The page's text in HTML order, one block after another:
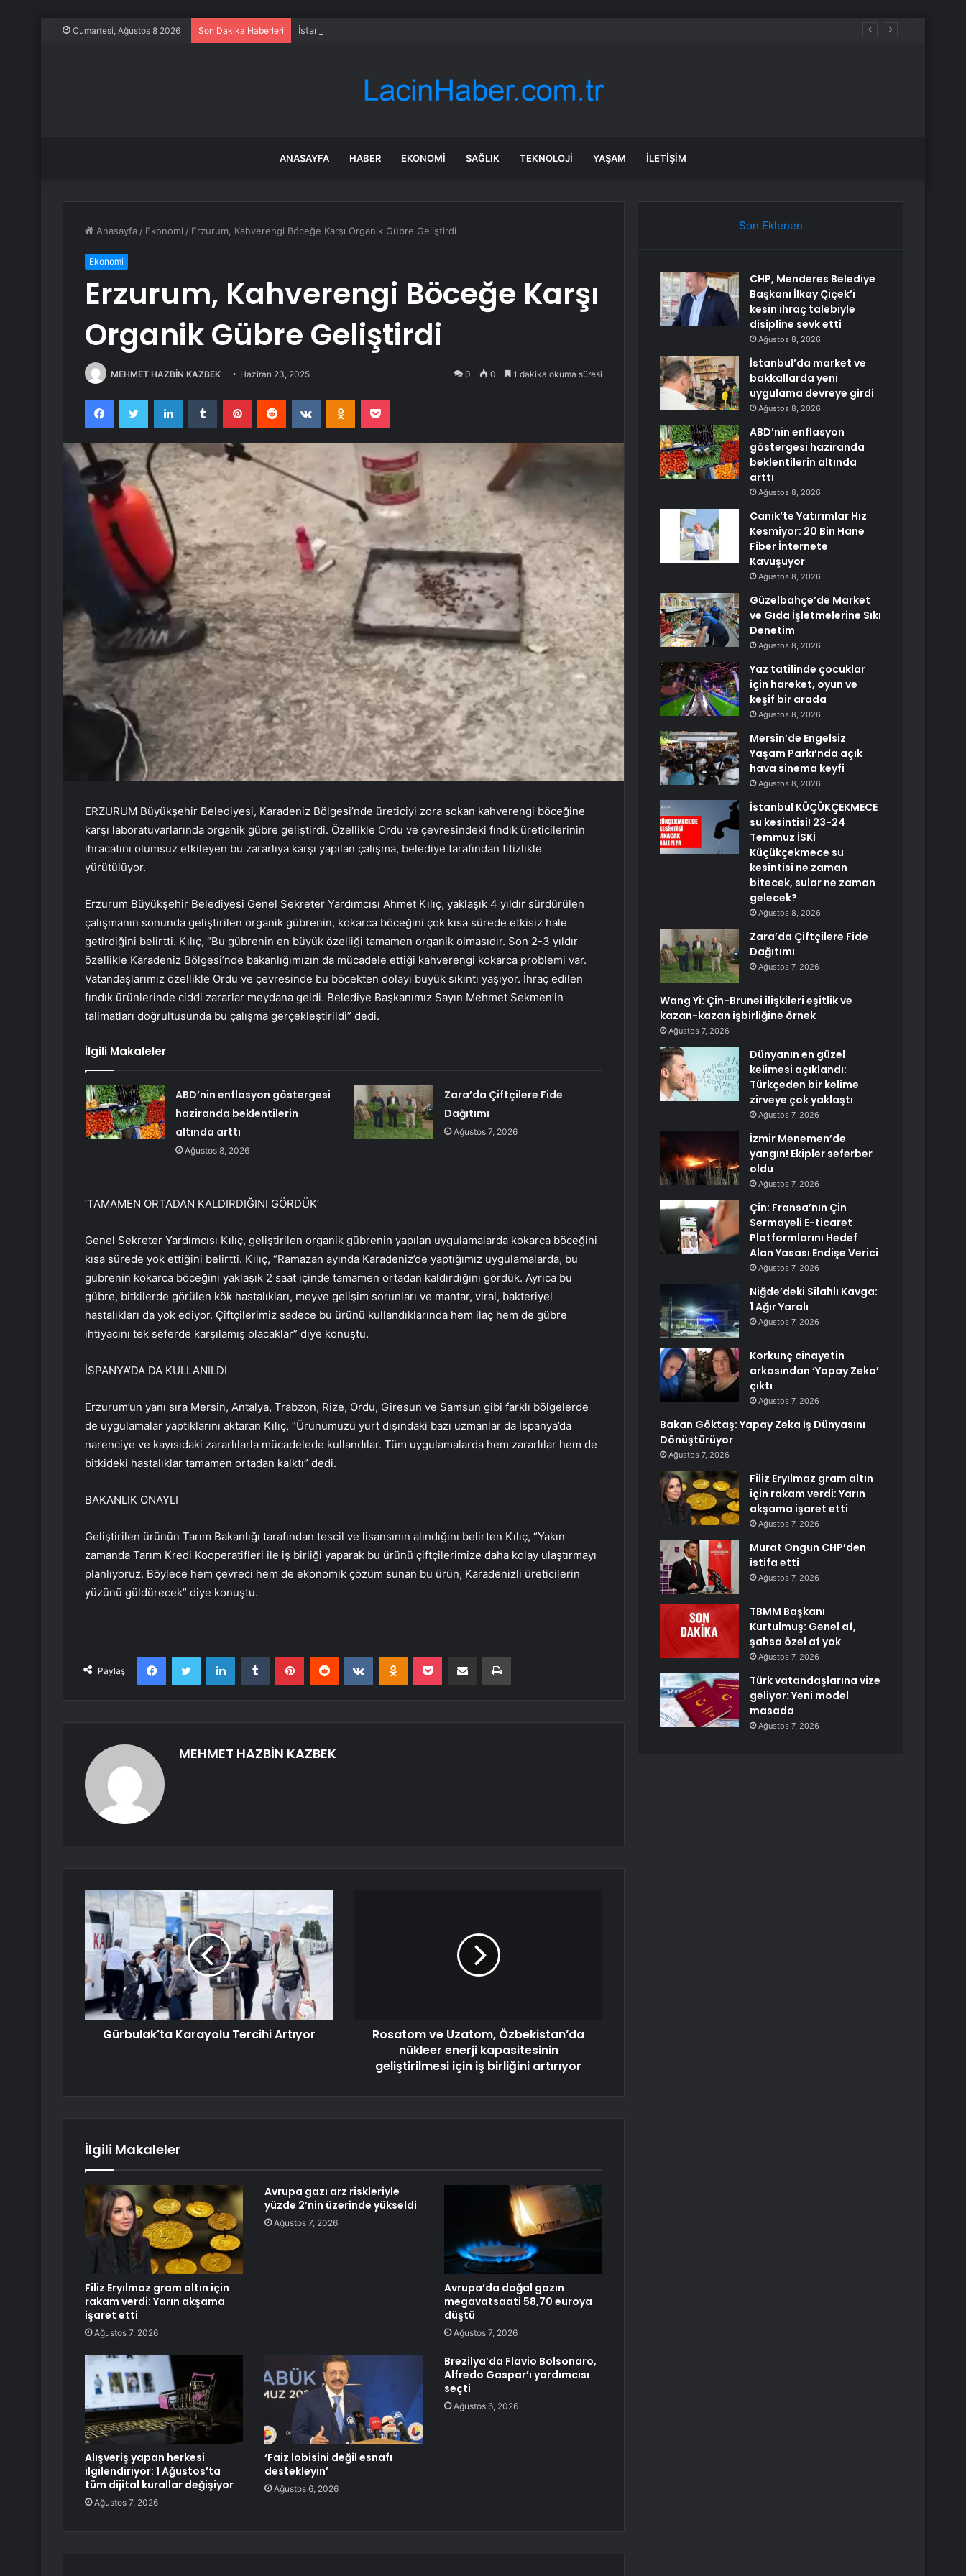
Cumartesi, Ağustos 8 2026 Son Dakika Haberleri İstanbul’da market ve bakkallarda yeni uygulama devreye girdi
ANASAYFA HABER EKONOMI SAĞLIK TEKNOLOJI YAŞAM İLETIŞIM
Anasayfa / Ekonomi / Erzurum, Kahverengi Böceğe Karşı Organik Gübre Geliştirdi
Ekonomi
Erzurum, Kahverengi Böceğe Karşı
Organik Gübre Geliştirdi
MEHMET HAZBİN KAZBEK Haziran 23, 2025 0 0 1 dakika okuma süresi
FacebookTwitter LinkedInTumblr PinterestReddit VKontakteOdnoklassniki
Pocket
ERZURUM Büyükşehir Belediyesi, Karadeniz Bölgesi’nde üreticiyi zora sokan kahverengi böceğine
karşı laboratuvarlarında organik gübre geliştirdi. Özellikle Ordu ve çevresindeki fındık üreticilerinin
ihracatını olumsuz etkileyen bu zararlıya karşı yapılan çalışma, belediye tarafından titizlikle
yürütülüyor.
Erzurum Büyükşehir Belediyesi Genel Sekreter Yardımcısı Ahmet Kılıç, yaklaşık 4 yıldır sürdürülen
çalışmanın sonunda geliştirilen organik gübrenin, kokarca böceğini çok kısa sürede etkisiz hale
getirdiğini belirtti. Kılıç, “Bu gübrenin en büyük özelliği tamamen organik olmasıdır. Son 2-3 yıldır
özellikle Karadeniz Bölgesi’nde bakanlığımızın da mücadele ettiği kahverengi kokarca problemi var.
Vatandaşlarımız özellikle Ordu ve çevresinde bu böcekten dolayı büyük sıkıntı yaşıyor. İhraç edilen
fındık ürünlerinde ciddi zararlar meydana geldi. Belediye Başkanımız Sayın Mehmet Sekmen’in
talimatları doğrultusunda bu çalışma gerçekleştirildi” dedi.
İlgili Makaleler
ABD’nin enflasyon göstergesi
haziranda beklentilerin
altında arttı
Ağustos 8, 2026
Zara’da Çiftçilere Fide
Dağıtımı
Ağustos 7, 2026
‘TAMAMEN ORTADAN KALDIRDIĞINI GÖRDÜK’
Genel Sekreter Yardımcısı Kılıç, geliştirilen organik gübrenin yapılan uygulamalarda kokarca böceğini
kısa sürede yok ettiğini belirtti. Kılıç, “Ramazan ayında Karadeniz’de yaptığımız uygulamalarda, bu
gübrenin kokarca böceğini yaklaşık 2 saat içinde tamamen ortadan kaldırdığını gördük. Ayrıca bu
gübre, bitkilerde görülen kök hastalıkları, meyve gelişim sorunları ve mantar, viral, bakteriyel
hastalıkları da yok ediyor. Çiftçilerimiz sadece bu ürünü kullandıklarında hem ilaç hem de gübre
ihtiyacını tek seferde karşılamış olacaklar” diye konuştu.
İSPANYA’DA DA KULLANILDI
Erzurum’un yanı sıra Mersin, Antalya, Trabzon, Rize, Ordu, Giresun ve Samsun gibi farklı bölgelerde
de uygulamalar yaptıklarını aktaran Kılıç, “Ürünümüzü yurt dışındaki bazı uzmanlar da İspanya’da
narenciye ve kayısıdaki zararlılarla mücadelede kullandılar. Tüm uygulamalarda hem zararlılar hem de
bitkideki hastalıklar tamamen ortadan kalktı” dedi.
BAKANLIK ONAYLI
Geliştirilen ürünün Tarım Bakanlığı tarafından tescil ve lisansının alındığını belirten Kılıç, “Yakın
zamanda Tarım Kredi Kooperatifleri ile iş birliği yaparak bu ürünü çiftçilerimize daha kolay ulaştırmayı
planlıyoruz. Böylece hem çevreci hem de ekonomik çözüm sunan bu ürün, Karadenizli üreticilerin
yüzünü güldürecek” diye konuştu.
Paylaş
FacebookTwitter LinkedInTumblr PinterestReddit VKontakteOdnoklassniki
Pocket E-Posta ile paylaş Yazdır
MEHMET HAZBİN KAZBEK
Gürbulak'ta Karayolu Tercihi Artıyor
Rosatom ve Uzatom, Özbekistan’da
nükleer enerji kapasitesinin
geliştirilmesi için iş birliğini artırıyor
İlgili Makaleler
Filiz Eryılmaz gram altın için
rakam verdi: Yarın akşama
işaret etti
Ağustos 7, 2026
Avrupa gazı arz riskleriyle
yüzde 2’nin üzerinde yükseldi
Ağustos 7, 2026
Avrupa’da doğal gazın
megavatsaati 58,70 euroya
düştü
Ağustos 7, 2026
Alışveriş yapan herkesi
ilgilendiriyor: 1 Ağustos’ta
tüm dijital kurallar değişiyor
Ağustos 7, 2026
‘Faiz lobisini değil esnafı
destekleyin’
Ağustos 6, 2026
Brezilya’da Flavio Bolsonaro,
Alfredo Gaspar’ı yardımcısı
seçti
Ağustos 6, 2026
Son Eklenen
CHP, Menderes Belediye
Başkanı İlkay Çiçek’i
kesin ihraç talebiyle
disipline sevk etti
Ağustos 8, 2026
İstanbul’da market ve
bakkallarda yeni
uygulama devreye girdi
Ağustos 8, 2026
ABD’nin enflasyon
göstergesi haziranda
beklentilerin altında
arttı
Ağustos 8, 2026
Canik’te Yatırımlar Hız
Kesmiyor: 20 Bin Hane
Fiber İnternete
Kavuşuyor
Ağustos 8, 2026
Güzelbahçe’de Market
ve Gıda İşletmelerine Sıkı
Denetim
Ağustos 8, 2026
Yaz tatilinde çocuklar
için hareket, oyun ve
keşif bir arada
Ağustos 8, 2026
Mersin’de Engelsiz
Yaşam Parkı’nda açık
hava sinema keyfi
Ağustos 8, 2026
İstanbul KÜÇÜKÇEKMECE
su kesintisi! 23-24
Temmuz İSKİ
Küçükçekmece su
kesintisi ne zaman
bitecek, sular ne zaman
gelecek?
Ağustos 8, 2026
Zara’da Çiftçilere Fide
Dağıtımı
Ağustos 7, 2026
Wang Yi: Çin-Brunei ilişkileri eşitlik ve
kazan-kazan işbirliğine örnek
Ağustos 7, 2026
Dünyanın en güzel
kelimesi açıklandı:
Türkçeden bir kelime
zirveye çok yaklaştı
Ağustos 7, 2026
İzmir Menemen’de
yangın! Ekipler seferber
oldu
Ağustos 7, 2026
Çin: Fransa’nın Çin
Sermayeli E-ticaret
Platformlarını Hedef
Alan Yasası Endişe Verici
Ağustos 7, 2026
Niğde’deki Silahlı Kavga:
1 Ağır Yaralı
Ağustos 7, 2026
Korkunç cinayetin
arkasından ‘Yapay Zeka’
çıktı
Ağustos 7, 2026
Bakan Göktaş: Yapay Zeka İş Dünyasını
Dönüştürüyor
Ağustos 7, 2026
Filiz Eryılmaz gram altın
için rakam verdi: Yarın
akşama işaret etti
Ağustos 7, 2026
Murat Ongun CHP’den
istifa etti
Ağustos 7, 2026
TBMM Başkanı
Kurtulmuş: Genel af,
şahsa özel af yok
Ağustos 7, 2026
Türk vatandaşlarına vize
geliyor: Yeni model
masada
Ağustos 7, 2026